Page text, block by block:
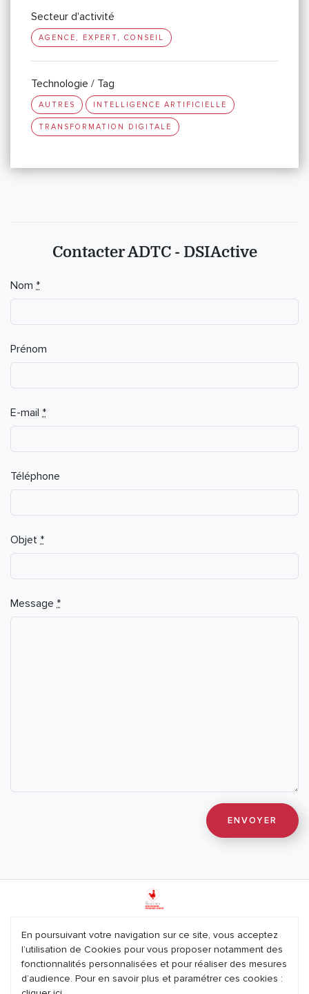
Secteur d'activité
AGENCE, EXPERT, CONSEIL
Technologie / Tag
AUTRES INTELLIGENCE ARTIFICIELLE
TRANSFORMATION DIGITALE
Contacter ADTC - DSIActive
Nom *
Prénom
E-mail *
Téléphone
Objet *
Message *
Mentions légales
Plan du site
Nous contacter
En poursuivant votre navigation sur ce site, vous acceptez
l’utilisation de Cookies pour vous proposer notamment des
fonctionnalités personnalisées et pour réaliser des mesures
d’audience. Pour en savoir plus et paramétrer ces cookies :